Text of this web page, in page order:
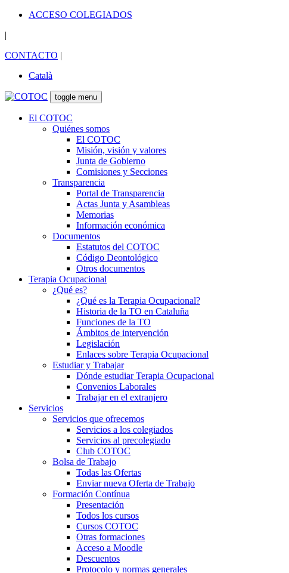
ACCESO COLEGIADOS
|
CONTACTO |
Català
toggle menu
El COTOC
Quiénes somos
El COTOC
Misión, visión y valores
Junta de Gobierno
Comisiones y Secciones
Transparencia
Portal de Transparencia
Actas Junta y Asambleas
Memorias
Información económica
Documentos
Estatutos del COTOC
Código Deontológico
Otros documentos
Terapia Ocupacional
¿Qué es?
¿Qué es la Terapia Ocupacional?
Historia de la TO en Cataluña
Funciones de la TO
Ámbitos de intervención
Legislación
Enlaces sobre Terapia Ocupacional
Estudiar y Trabajar
Dónde estudiar Terapia Ocupacional
Convenios Laborales
Trabajar en el extranjero
Servicios
Servicios que ofrecemos
Servicios a los colegiados
Servicios al precolegiado
Club COTOC
Bolsa de Trabajo
Todas las Ofertas
Enviar nueva Oferta de Trabajo
Formación Contínua
Presentación
Todos los cursos
Cursos COTOC
Otras formaciones
Acceso a Moodle
Descuentos
Protocolo y normas generales